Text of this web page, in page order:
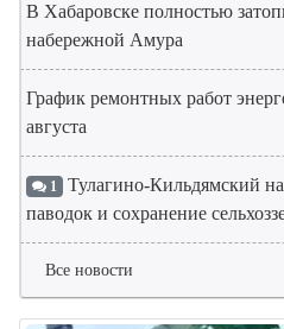
В Хабаровске полностью
набережной Амура
График ремонтных работ
августа
1 Тулагино-Кильдямский
паводок и сохранение
Все новости